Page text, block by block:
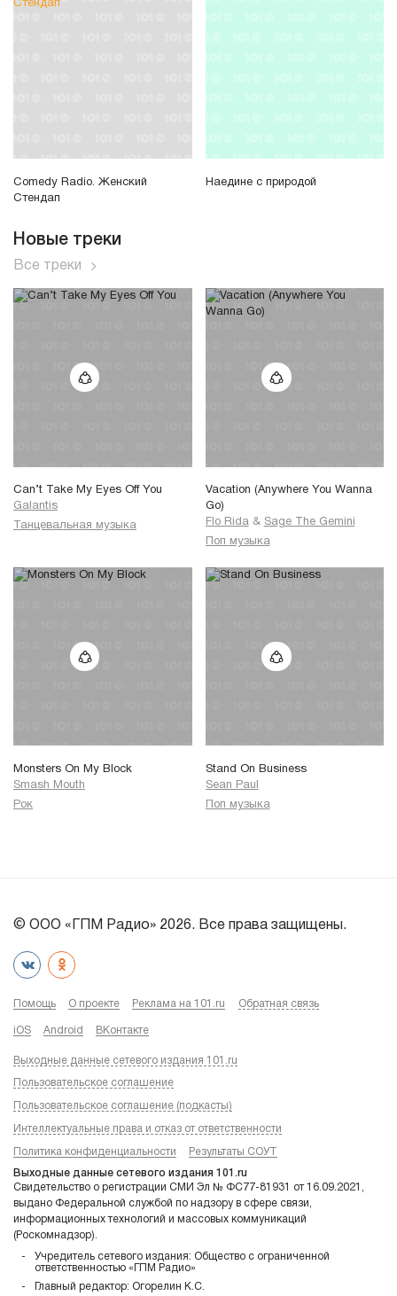
Comedy Radio. Женский
Стендап
Наедине с природой
Новые треки
Все треки
Can’t Take My Eyes Off You
Galantis
Танцевальная музыка
Vacation (Anywhere You Wanna
Go)
Flo Rida & Sage The Gemini
Поп музыка
Monsters On My Block
Smash Mouth
Рок
Stand On Business
Sean Paul
Поп музыка
© ООО «ГПМ Радио» 2026. Все права защищены.
Помощь О проекте Реклама на 101.ru Обратная связь
iOS Android ВКонтакте
Выходные данные сетевого издания 101.ru
Пользовательское соглашение
Пользовательское соглашение (подкасты)
Интеллектуальные права и отказ от ответственности
Политика конфиденциальности Результаты СОУТ
Выходные данные сетевого издания 101.ru
Свидетельство о регистрации СМИ Эл № ФС77-81931 от 16.09.2021,
выдано Федеральной службой по надзору в сфере связи,
информационных технологий и массовых коммуникаций
(Роскомнадзор).
Учредитель сетевого издания: Общество с ограниченной
ответственностью «ГПМ Радио»
Главный редактор: Огорелин К.С.